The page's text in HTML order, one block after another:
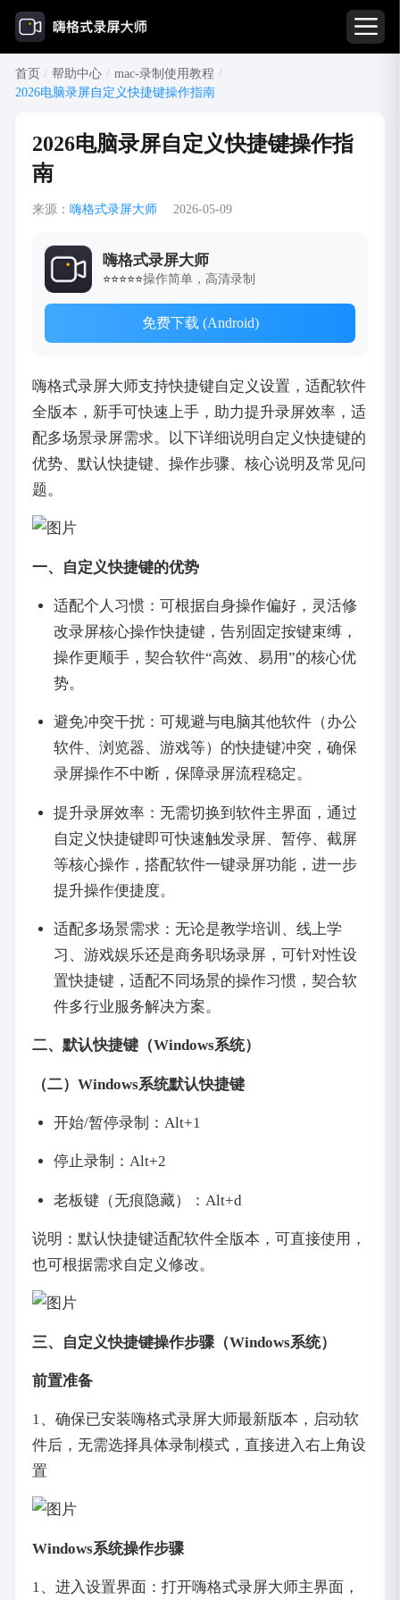
首页 / 帮助中心 / mac-录制使用教程 /
2026电脑录屏自定义快捷键操作指南
2026电脑录屏自定义快捷键操作指
南
来源： 嗨格式录屏大师 2026-05-09
嗨格式录屏大师
⭐⭐⭐⭐⭐操作简单，高清录制
免费下载 (Android)
嗨格式录屏大师支持快捷键自定义设置，适配软件
全版本，新手可快速上手，助力提升录屏效率，适
配多场景录屏需求。以下详细说明自定义快捷键的
优势、默认快捷键、操作步骤、核心说明及常见问
题。
一、自定义快捷键的优势
适配个人习惯：可根据自身操作偏好，灵活修
改录屏核心操作快捷键，告别固定按键束缚，
操作更顺手，契合软件“高效、易用”的核心优
势。
避免冲突干扰：可规避与电脑其他软件（办公
软件、浏览器、游戏等）的快捷键冲突，确保
录屏操作不中断，保障录屏流程稳定。
提升录屏效率：无需切换到软件主界面，通过
自定义快捷键即可快速触发录屏、暂停、截屏
等核心操作，搭配软件一键录屏功能，进一步
提升操作便捷度。
适配多场景需求：无论是教学培训、线上学
习、游戏娱乐还是商务职场录屏，可针对性设
置快捷键，适配不同场景的操作习惯，契合软
件多行业服务解决方案。
二、默认快捷键（Windows系统）
（二）Windows系统默认快捷键
开始/暂停录制：Alt+1
停止录制：Alt+2
老板键（无痕隐藏）：Alt+d
说明：默认快捷键适配软件全版本，可直接使用，
也可根据需求自定义修改。
三、自定义快捷键操作步骤（Windows系统）
前置准备
1、确保已安装嗨格式录屏大师最新版本，启动软
件后，无需选择具体录制模式，直接进入右上角设
置
Windows系统操作步骤
1、进入设置界面：打开嗨格式录屏大师主界面，